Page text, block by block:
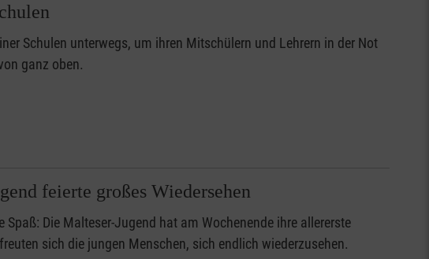
Schulen unterwegs, um ihren Mitschülern und Lehrern in der Not
ganz oben.
feierte großes Wiedersehen
Die Malteser-Jugend hat am Wochenende ihre allererste
sich die jungen Menschen, sich endlich wiederzusehen.